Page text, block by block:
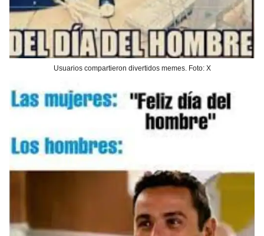
Usuarios compartieron divertidos memes. Foto: X